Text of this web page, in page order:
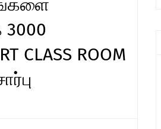
3000
CLASS ROOM